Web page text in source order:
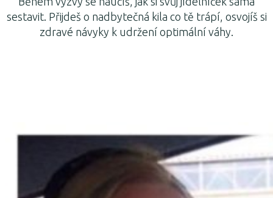
sestavit. Přijdeš o nadbytečná kila co tě trápí, osvojíš si
zdravé návyky k udržení optimální váhy.